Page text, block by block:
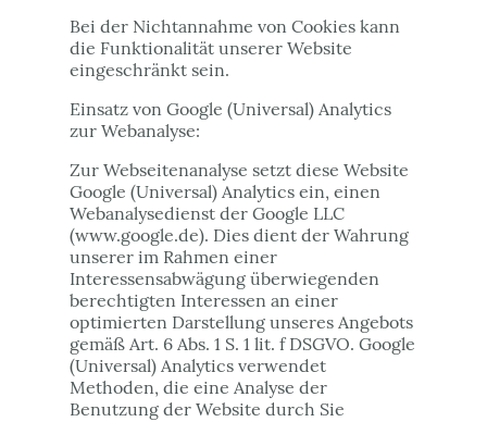
Bei der Nichtannahme von Cookies kann
die Funktionalität unserer Website
eingeschränkt sein.
Einsatz von Google (Universal) Analytics
zur Webanalyse:
Zur Webseitenanalyse setzt diese Website
Google (Universal) Analytics ein, einen
Webanalysedienst der Google LLC
(www.google.de). Dies dient der Wahrung
unserer im Rahmen einer
Interessensabwägung überwiegenden
berechtigten Interessen an einer
optimierten Darstellung unseres Angebots
gemäß Art. 6 Abs. 1 S. 1 lit. f DSGVO. Google
(Universal) Analytics verwendet
Methoden, die eine Analyse der
Benutzung der Website durch Sie